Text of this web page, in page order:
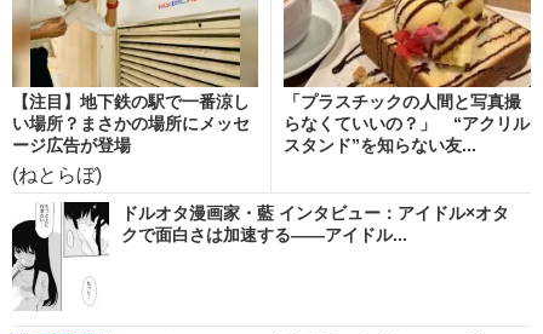
【注目】地下鉄の駅で一番涼し
い場所？まさかの場所にメッセ
ージ広告が登場
(ねとらぼ)
「プラスチックの人間と写真撮
らなくていいの？」 “アクリル
スタンド”を知らない友...
ドルオタ漫画家・藍 インタビュー：アイドル×オタ
クで面白さは加速する――アイドル...